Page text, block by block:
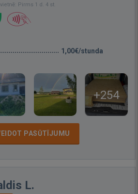
Pirms 1 d. 4 st.
1,00€/stunda
+254
PASŪTĪJUMU
L.